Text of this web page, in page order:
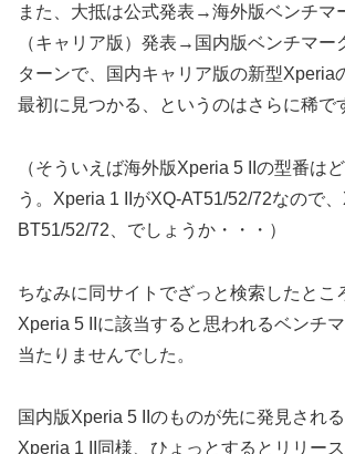
また、大抵は公式発表→海外版ベンチマ
（キャリア版）発表→国内版ベンチマー
ターンで、国内キャリア版の新型Xperia
最初に見つかる、というのはさらに稀で
（そういえば海外版Xperia 5 IIの型番は
う。Xperia 1 IIがXQ-AT51/52/72なので
BT51/52/72、でしょうか・・・）
ちなみに同サイトでざっと検索したとこ
Xperia 5 IIに該当すると思われるベンチ
当たりませんでした。
国内版Xperia 5 IIのものが先に発見され
Xperia 1 II同様、ひょっとするとリリー